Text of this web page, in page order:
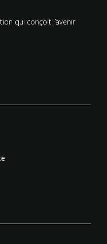
qui conçoit l’avenir